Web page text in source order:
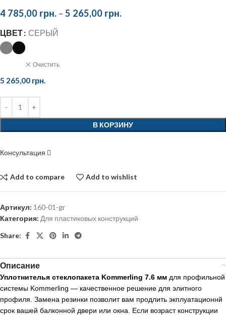
4 785,00 грн. – 5 265,00 грн.
ЦВЕТ СЕРЫЙ
Очистить
5 265,00 грн.
В КОРЗИНУ
Консультация
Add to compare Add to wishlist
Артикул: 160-01-gr
Категория: Для пластиковых конструкций
Share:
Описание
Уплотнителья стеклопакета Kommerling 7.6 мм для профильной
системы Kommerling — качественное решение для элитного
профиля. Замена резинки позволит вам продлить экплуатационнй
срок вашей балконной двери или окна. Если возраст конструкции